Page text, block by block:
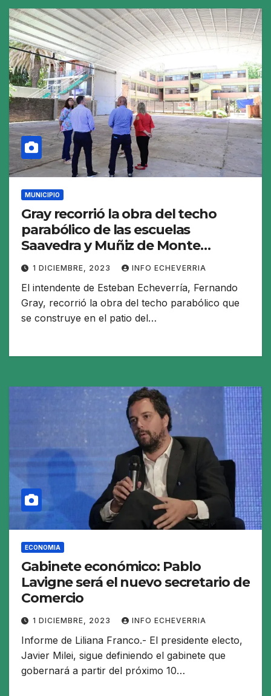
MUNICIPIO
Gray recorrió la obra del techo
parabólico de las escuelas
Saavedra y Muñiz de Monte
Grande
1 DICIEMBRE, 2023 INFO ECHEVERRIA
El intendente de Esteban Echeverría, Fernando
Gray, recorrió la obra del techo parabólico que
se construye en el patio del…
ECONOMIA
Gabinete económico: Pablo
Lavigne será el nuevo secretario de
Comercio
1 DICIEMBRE, 2023 INFO ECHEVERRIA
Informe de Liliana Franco.- El presidente electo,
Javier Milei, sigue definiendo el gabinete que
gobernará a partir del próximo 10…